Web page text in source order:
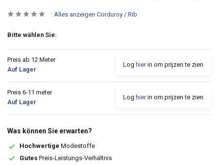
Alles anzeigen Corduroy / Rib
Bitte wählen Sie:
Preis ab 12 Meter
Auf Lager
Log hierin om prijzen te zien
Preis 6-11 meter
Auf Lager
Log hierin om prijzen te zien
Was können Sie erwarten?
Hochwertige Modestoffe
Gutes Preis-Leistungs-Verhältnis